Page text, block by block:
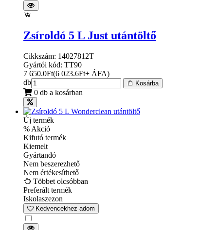
Zsíroldó 5 L Just utántöltő
Cikkszám: 14027812T
Gyártói kód: TT90
7 650.0Ft(6 023.6Ft+ ÁFA)
db
Kosárba
0 db a kosárban
Új termék
% Akció
Kifutó termék
Kiemelt
Gyártandó
Nem beszerezhető
Nem értékesíthető
Többet olcsóbban
Preferált termék
Iskolaszezon
Kedvencekhez adom